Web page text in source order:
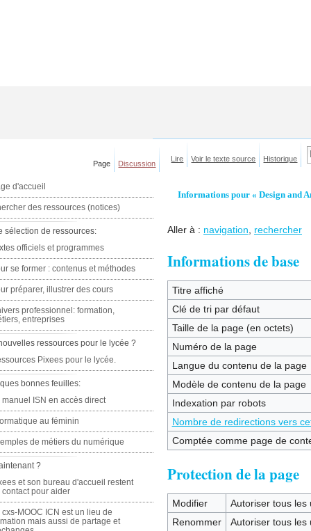
Informations pour « Design and
Aller à : navigation rechercher
Informations de base
Titre affiché
Clé de tri par défaut
Taille de la page (en octets)
Numéro de la page
Langue du contenu de la page
Modèle de contenu de la page
Indexation par robots
Nombre de redirections vers
Comptée comme page de
Protection de la page
Modifier
Autoriser tous les
Renommer
Autoriser tous les
Page Discussion
Lire Voir le texte source Historique
d'accueil
des ressources (notices)
sélection de ressources:
officiels et programmes
se former : contenus et méthodes
préparer, illustrer des cours
professionnel: formation,
entreprises
ressources pour le lycée ?
Pixees pour le lycée.
bonnes feuilles:
manuel ISN en accès direct
au féminin
de métiers du numérique
?
et son bureau d'accueil restent
contact pour aider
cxs-MOOC ICN est un lieu de
mais aussi de partage et